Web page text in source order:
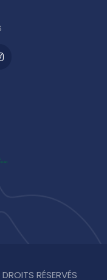
RÉSERVÉS